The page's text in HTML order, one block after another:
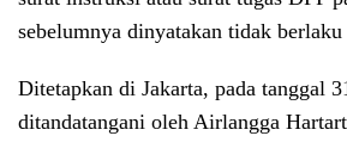
sebelumnya dinyatakan tidak
Ditetapkan di Jakarta, pada tanggal
ditandatangani oleh Airlangga